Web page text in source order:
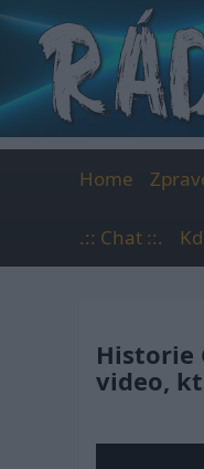
content
Home
.:: Chat ::.
Historie
video,